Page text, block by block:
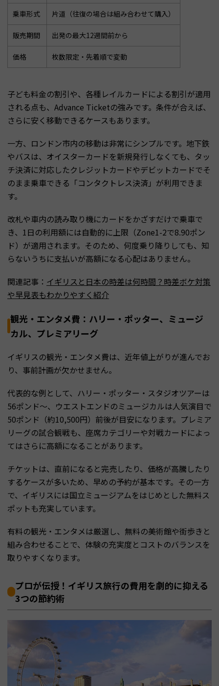
乗車形式 片道（往復の場合は組み合わせて購入）
販売期間 出発の最大12週間前から
価格 枚数限定・先着順で変動
子ども料金の割引や、各種レイルカードによる割引が適用
される点も、Advance Ticketの強みです。条件が合えば、
さらに安く移動できるケースもあります。
一方、ロンドン市内の移動は非常にシンプルです。地下鉄
やバスは、オイスターカードを新規発行しなくても、タッ
チ決済に対応したクレジットカードやデビットカードでそ
のまま乗車できる「コンタクトレス決済」が利用できま
す。
改札や車内の読み取り機にカードをかざすだけで乗車で
き、1日の利用額には自動的に上限（Zone1-2で8.90ポン
ド）が適用されます。そのため、何度乗り降りしても、知
らないうちに支払いが高額になる心配はありません。
関連記事： イギリスと日本の時差は何時間？時差ボケ対策
や早見表もわかりやすく紹介
観光・エンタメ費：ハリー・ポッター、ミュージ
カル、プレミアリーグ
イギリスの観光・エンタメ費は、近年値上がりが進んでお
り、事前計画が欠かせません。
代表的な例として、ハリー・ポッター・スタジオツアーは
56ポンド〜、ウエストエンドのミュージカルは人気演目で
50ポンド（約10,500円）前後が目安になります。プレミア
リーグの試合観戦も、座席カテゴリーや対戦カードによっ
てはさらに高額になることがあります。
チケットは、直前になると完売したり、価格が高騰したり
するケースが多いため、早めの予約が基本です。その一方
で、イギリスには国立ミュージアムをはじめとした無料ス
ポットも充実しています。
有料の観光・エンタメは厳選し、無料の美術館や街歩きと
組み合わせることで、体験の充実度とコストのバランスを
取りやすくなります。
プロが伝授！イギリス旅行の費用を劇的に抑える
3つの節約術